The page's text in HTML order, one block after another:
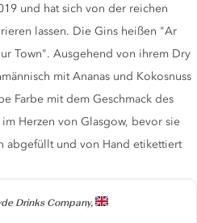
Drinks Company,
und hat sich von der reichen
lassen. Die Gins heißen "Ar
Town". Ausgehend von ihrem Dry
mit Ananas und Kokosnuss
Farbe mit dem Geschmack des
Herzen von Glasgow, bevor sie
abgefüllt und von Hand etikettiert